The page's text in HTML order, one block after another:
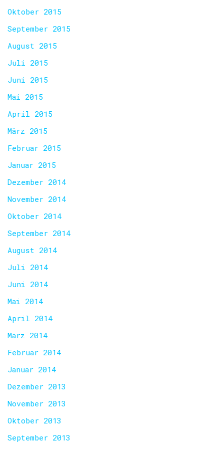
Oktober 2015
September 2015
August 2015
Juli 2015
Juni 2015
Mai 2015
April 2015
März 2015
Februar 2015
Januar 2015
Dezember 2014
November 2014
Oktober 2014
September 2014
August 2014
Juli 2014
Juni 2014
Mai 2014
April 2014
März 2014
Februar 2014
Januar 2014
Dezember 2013
November 2013
Oktober 2013
September 2013